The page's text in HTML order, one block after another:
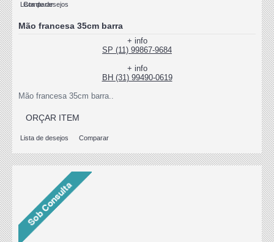
Lista de desejos
Comparar
Mão francesa 35cm barra
+ info
SP (11) 99867-9684
+ info
BH (31) 99490-0619
Mão francesa 35cm barra..
ORÇAR ITEM
Lista de desejos Comparar